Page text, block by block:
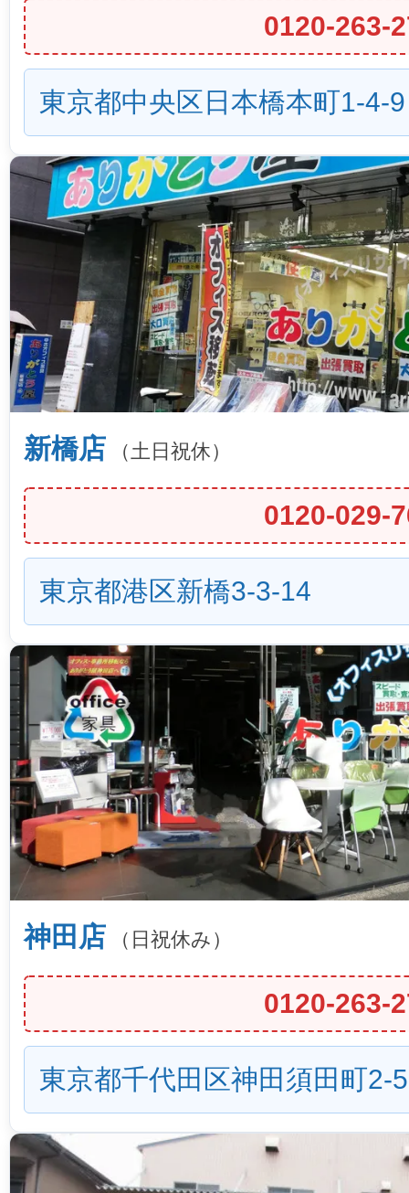
0120-263-
東京都中央区日本橋本町1-4-9
新橋店 （土日祝休）
0120-029-
東京都港区新橋3-3-14
神田店 （日祝休み）
0120-263-
東京都千代田区神田須田町2-